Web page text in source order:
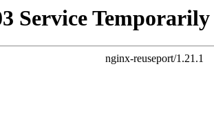
Service
nginx-reuseport/1.21.1